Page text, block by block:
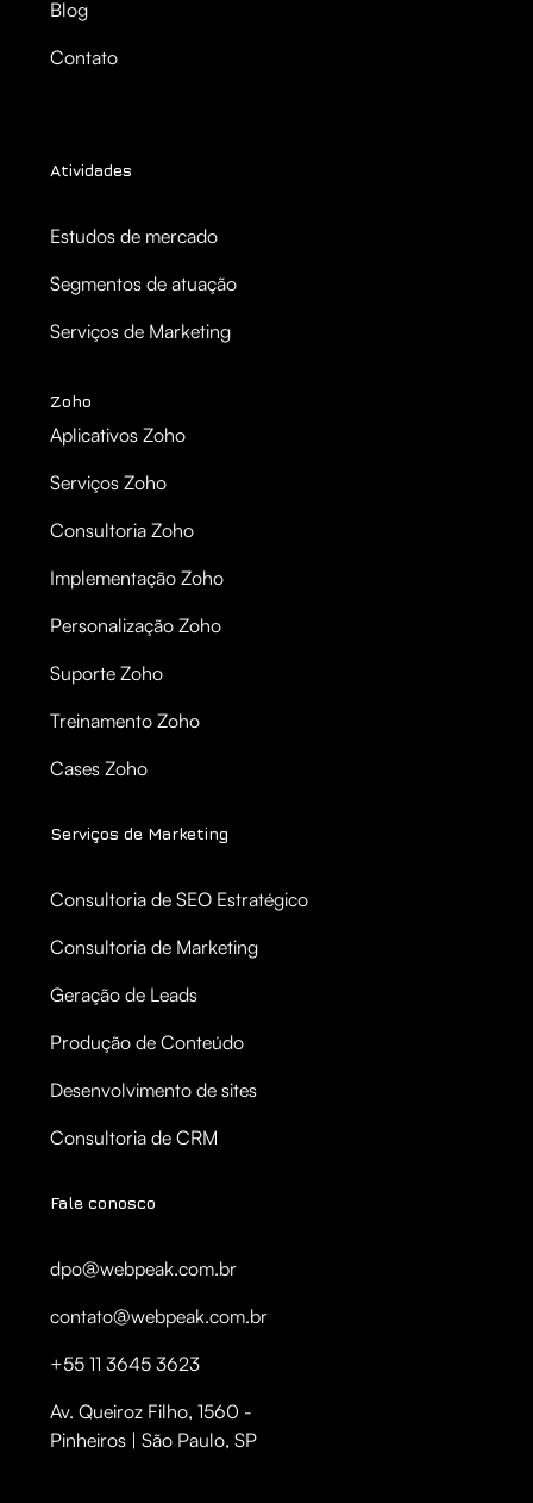
Blog
Contato
Atividades
Estudos de mercado
Segmentos de atuação
Serviços de Marketing
Zoho
Aplicativos Zoho
Serviços Zoho
Consultoria Zoho
Implementação Zoho
Personalização Zoho
Suporte Zoho
Treinamento Zoho
Cases Zoho
Serviços de Marketing
Consultoria de SEO Estratégico
Consultoria de Marketing
Geração de Leads
Produção de Conteúdo
Desenvolvimento de sites
Consultoria de CRM
Fale conosco
dpo@webpeak.com.br
contato@webpeak.com.br
+55 11 3645 3623
Av. Queiroz Filho, 1560 -
Pinheiros | São Paulo, SP